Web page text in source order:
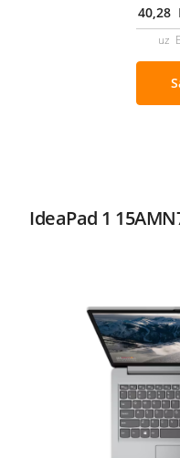
40,28
uz
IdeaPad 1